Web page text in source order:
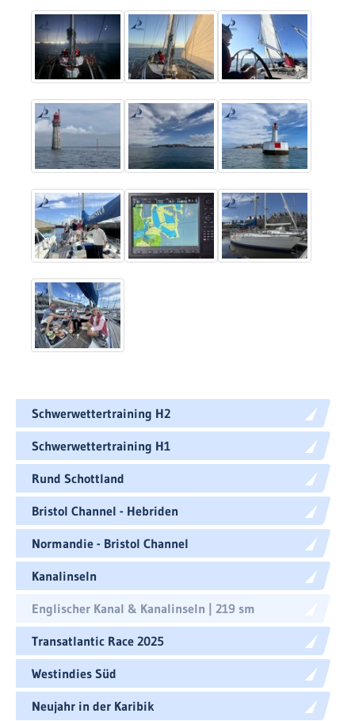
Schwerwettertraining H2
Schwerwettertraining H1
Rund Schottland
Bristol Channel - Hebriden
Normandie - Bristol Channel
Kanalinseln
Englischer Kanal & Kanalinseln | 219 sm
Transatlantic Race 2025
Westindies Süd
Neujahr in der Karibik